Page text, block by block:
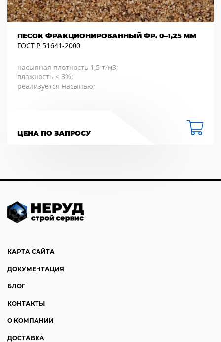
ПЕСОК ФРАКЦИОНИРОВАННЫЙ ФР. 0–1,25 ММ
ГОСТ Р 51641-2000
насыпная плотность 1,5 т/м3;
влажность < 3%;
реализуется насыпью;
ЦЕНА ПО ЗАПРОСУ
КАРТА САЙТА
ДОКУМЕНТАЦИЯ
БЛОГ
КОНТАКТЫ
О КОМПАНИИ
ДОСТАВКА